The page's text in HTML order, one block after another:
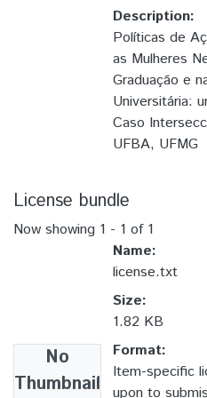
Description:
Políticas de
as Mulheres
Graduação e
Universitária:
Caso
UFBA, UFMG
License bundle
Now showing 1 - 1 of 1
No
Thumbnail
Name:
license.txt
Size:
1.82 KB
Format:
Item-specific
upon to